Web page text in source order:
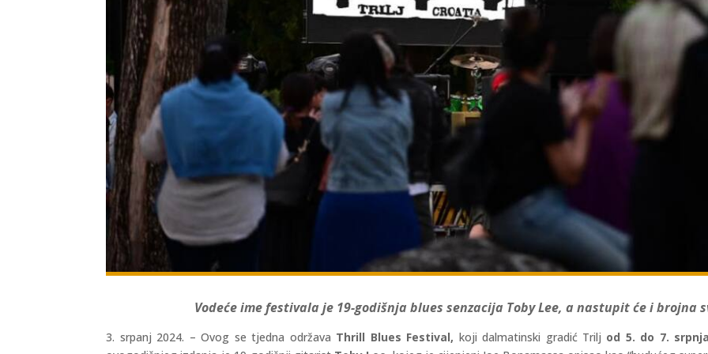
Vodeće ime festivala je 19-godišnja blues senzacija Toby Lee, a nastupit će i brojna
3. srpanj 2024. – Ovog se tjedna održava Thrill Blues Festival, koji dalmatinski gradić Trilj od 5. do 7.